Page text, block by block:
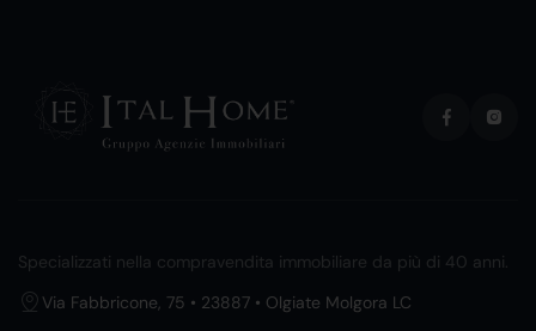
Specializzati nella compravendita immobiliare da più di 40 anni.
Via Fabbricone, 75 • 23887 • Olgiate Molgora LC